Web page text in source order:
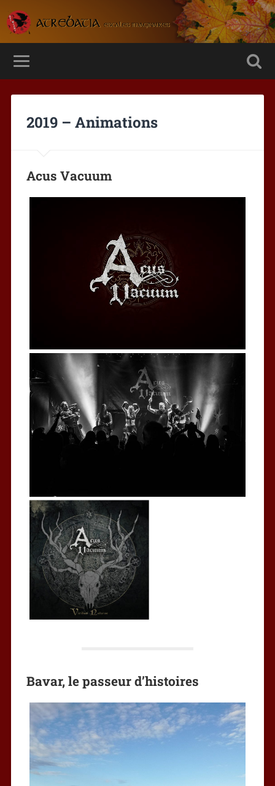
2019 – Animations
Acus Vacuum
Bavar, le passeur d’histoires